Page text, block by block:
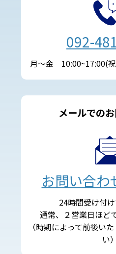
092-
月～金 10:00~17:00(
メールでの
お問い合わ
24時間受け付け
通常、２営業日ほど
（時期によって前後い
い）